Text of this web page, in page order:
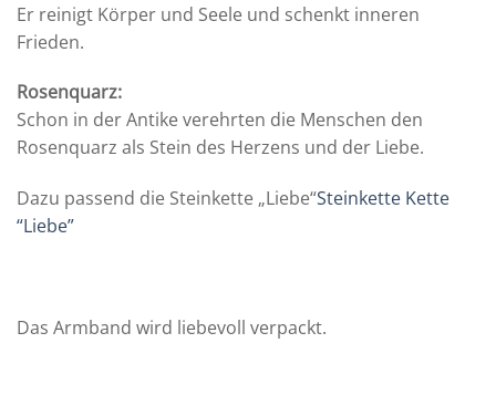
Er reinigt Körper und Seele und schenkt inneren
Frieden.
Rosenquarz:
Schon in der Antike verehrten die Menschen den
Rosenquarz als Stein des Herzens und der Liebe.
Dazu passend die Steinkette „Liebe“Steinkette Kette
“Liebe”
Das Armband wird liebevoll verpackt.